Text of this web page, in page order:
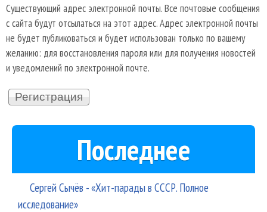
Существующий адрес электронной почты. Все почтовые сообщения
с сайта будут отсылаться на этот адрес. Адрес электронной почты
не будет публиковаться и будет использован только по вашему
желанию: для восстановления пароля или для получения новостей
и уведомлений по электронной почте.
Последнее
Сергей Сычёв - «Хит-парады в СССР. Полное
исследование»